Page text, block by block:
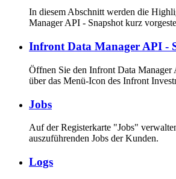
In diesem Abschnitt werden die
Manager API - Snapshot kurz
Infront Data Manager API -
Öffnen Sie den Infront Data Manager
über das Menü-Icon des Infront
Jobs
Auf der Registerkarte "Jobs"
auszuführenden Jobs der Kunden.
Logs